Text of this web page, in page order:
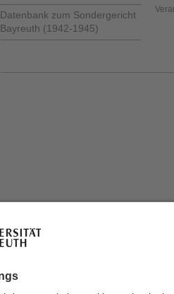
Datenbank zum Sondergericht
Bayreuth (1942-1945)